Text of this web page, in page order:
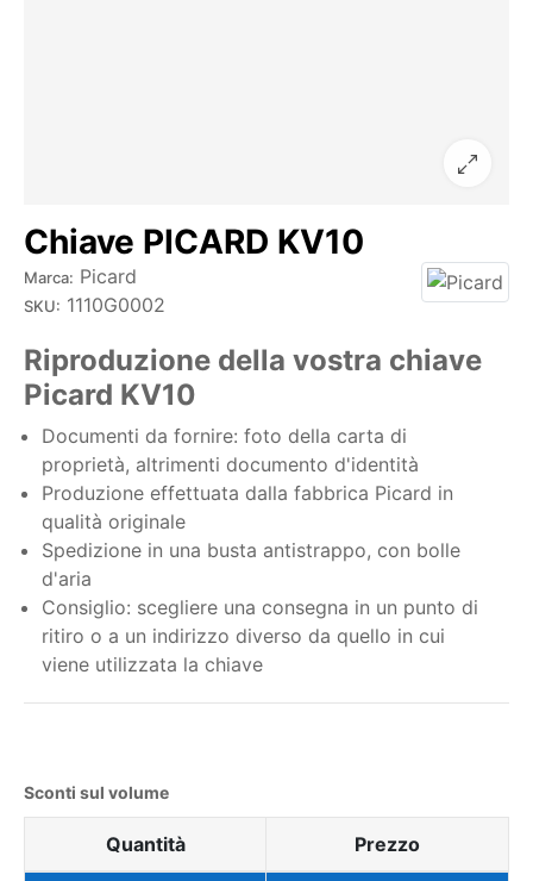
Chiave PICARD KV10
Marca: Picard
SKU: 1110G0002
Riproduzione della vostra chiave
Picard KV10
Documenti da fornire: foto della carta di
proprietà, altrimenti documento d'identità
Produzione effettuata dalla fabbrica Picard in
qualità originale
Spedizione in una busta antistrappo, con bolle
d'aria
Consiglio: scegliere una consegna in un punto di
ritiro o a un indirizzo diverso da quello in cui
viene utilizzata la chiave
Sconti sul volume
Quantità Prezzo